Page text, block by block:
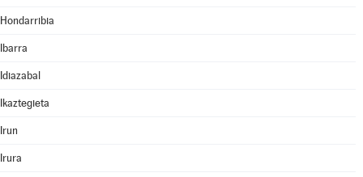
Hondarribia
Ibarra
Idiazabal
Ikaztegieta
Irun
Irura